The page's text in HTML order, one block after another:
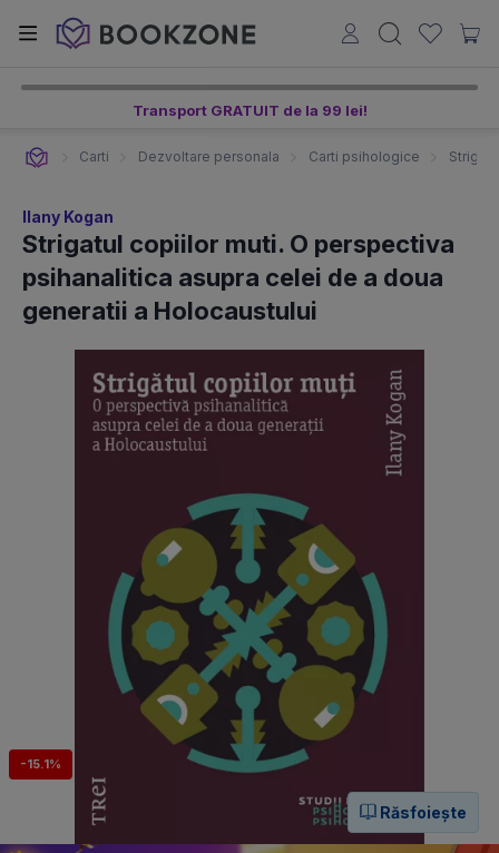
Transport GRATUIT de la 99 lei!
Carti Dezvoltare personala Carti psihologice
Ilany Kogan
Strigatul copiilor muti. O perspectiva
psihanalitica asupra celei de a doua
generatii a Holocaustului
-15.1%
Răsfoiește